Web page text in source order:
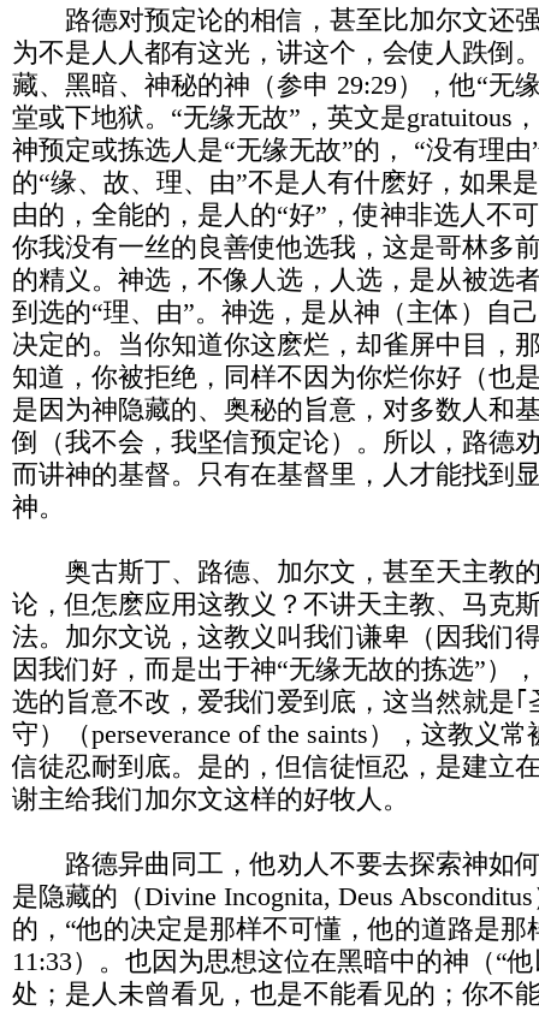
路德对预定论的相信，甚至比加尔文还
为不是人人都有这光，讲这个，会使人跌倒
藏、黑暗、神秘的神（参申 29:29），他“无
堂或下地狱。“无缘无故”，英文是gratuitous
神预定或拣选人是“无缘无故”的， “没有理
的“缘、故、理、由”不是人有什麽好，如果
由的，全能的，是人的“好”，使神非选人不
你我没有一丝的良善使他选我，这是哥林多
的精义。神选，不像人选，人选，是从被选
到选的“理、由”。神选，是从神（主体）自
决定的。当你知道你这麽烂，却雀屏中目，
知道，你被拒绝，同样不因为你烂你好（也
是因为神隐藏的、奥秘的旨意，对多数人和
倒（我不会，我坚信预定论）。所以，路德
而讲神的基督。只有在基督里，人才能找到
神。
奥古斯丁、路德、加尔文，甚至天主教
论，但怎麽应用这教义？不讲天主教、马克
法。加尔文说，这教义叫我们谦卑（因我们
因我们好，而是出于神“无缘无故的拣选”）
选的旨意不改，爱我们爱到底，这当然就是｢
守）（perseverance of the saints），这教义
信徒忍耐到底。是的，但信徒恒忍，是建立
谢主给我们加尔文这样的好牧人。
路德异曲同工，他劝人不要去探索神如
是隐藏的（Divine Incognita, Deus
的，“他的决定是那样不可懂，他的道路是那
11:33）。也因为思想这位在黑暗中的神（“
处；是人未曾看见，也是不能看见的；你不